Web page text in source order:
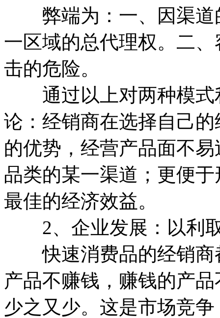
弊端为：一、因渠道
一区域的总代理权。二
击的危险。
通过以上对两种模式
论：经销商在选择自己
的优势，经营产品面不
品类的某一渠道；更便
最佳的经济效益。
2、企业发展：以利
快速消费品的经销商
产品不赚钱，赚钱的产
少之又少。这是市场竞